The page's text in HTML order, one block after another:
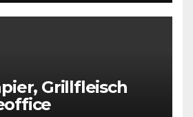
Grillfleisch